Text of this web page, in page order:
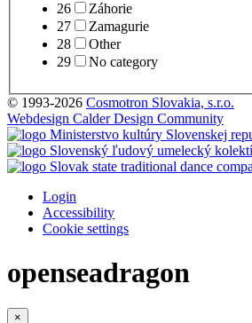
26
Záhorie
27
Zamagurie
28
Other
29
No category
© 1993-2026 Cosmotron Slovakia, s.r.o.
Webdesign Calder Design Community
Login
Accessibility
Cookie settings
openseadragon
×